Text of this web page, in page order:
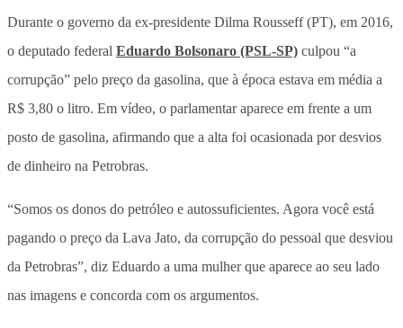
Durante o governo da ex-presidente Dilma Rousseff (PT), em 2016,
o deputado federal Eduardo Bolsonaro (PSL-SP) culpou “a
corrupção” pelo preço da gasolina, que à época estava em média a
R$ 3,80 o litro. Em vídeo, o parlamentar aparece em frente a um
posto de gasolina, afirmando que a alta foi ocasionada por desvios
de dinheiro na Petrobras.
“Somos os donos do petróleo e autossuficientes. Agora você está
pagando o preço da Lava Jato, da corrupção do pessoal que desviou
da Petrobras”, diz Eduardo a uma mulher que aparece ao seu lado
nas imagens e concorda com os argumentos.